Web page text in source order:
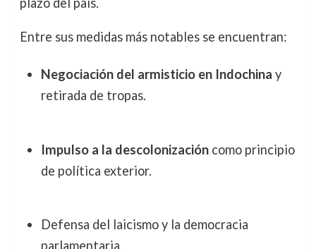
Entre sus medidas más notables se encuentran:
Negociación del armisticio en Indochina y
retirada de tropas.
Impulso a la descolonizacióncomo principio
de política exterior.
Defensa del laicismo y la democracia
parlamentaria.